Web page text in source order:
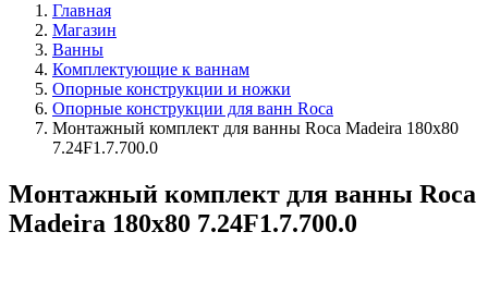
Главная
Магазин
Ванны
Комплектующие к ваннам
Опорные конструкции и ножки
Опорные конструкции для ванн Roca
Монтажный комплект для ванны Roca Madeira 180x80
7.24F1.7.700.0
Монтажный комплект для ванны Roca
Madeira 180x80 7.24F1.7.700.0